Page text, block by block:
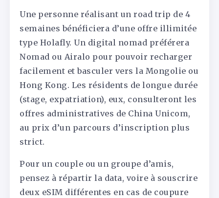
Une personne réalisant un road trip de 4
semaines bénéficiera d’une offre illimitée
type Holafly. Un digital nomad préférera
Nomad ou Airalo pour pouvoir recharger
facilement et basculer vers la Mongolie ou
Hong Kong. Les résidents de longue durée
(stage, expatriation), eux, consulteront les
offres administratives de China Unicom,
au prix d’un parcours d’inscription plus
strict.
Pour un couple ou un groupe d’amis,
pensez à répartir la data, voire à souscrire
deux eSIM différentes en cas de coupure